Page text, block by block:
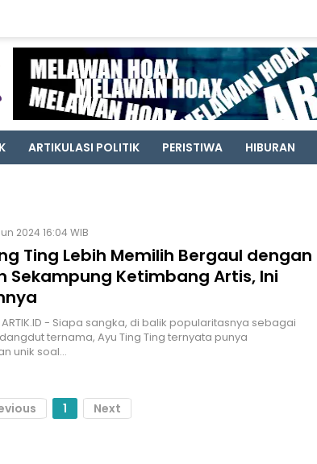
ARTIKULASI POLITIK PERISTIWA HIBURAN
2024 16:04 WIB
Ting Lebih Memilih Bergaul dengan
Sekampung Ketimbang Artis, Ini
ARTIK.ID - Siapa sangka, di balik popularitasnya sebagai
ternama, Ayu Ting Ting ternyata punya
unik soal…
1 Next